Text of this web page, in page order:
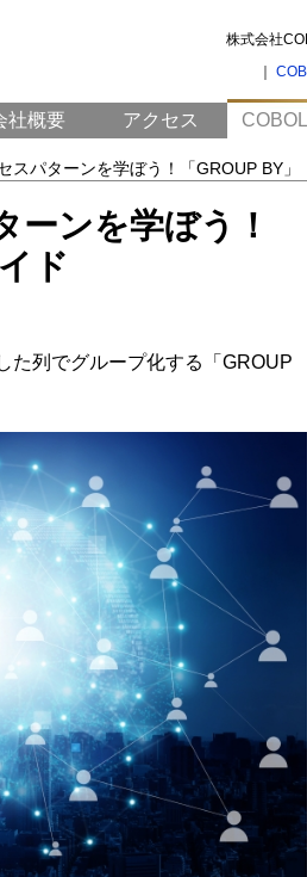
株式会社
社概要 アクセス
スパターンを学ぼう！「GROUP BY」
ーンを学ぼう！
ド
た列でグループ化する「GROUP